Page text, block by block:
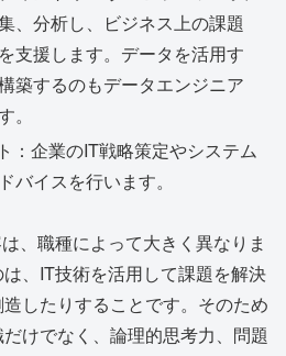
、分析し、ビジネス上の課題
支援します。データを活用す
築するのもデータエンジニア
。
：企業のIT戦略策定やシステム
バイスを行います。
、職種によって大きく異なりま
、IT技術を活用して課題を解決
したりすることです。そのため
けでなく、論理的思考力、問題